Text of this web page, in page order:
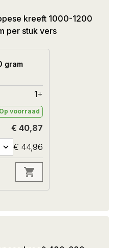
kreeft 1000-1200
per stuk vers
gram
1+
Op voorraad
€ 40,87
€ 44,96